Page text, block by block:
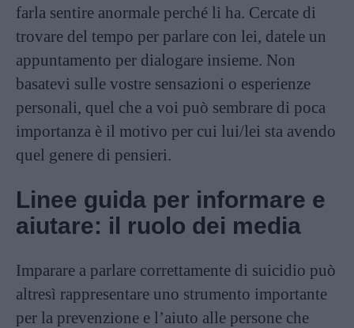
farla sentire anormale perché li ha. Cercate di
trovare del tempo per parlare con lei, datele un
appuntamento per dialogare insieme. Non
basatevi sulle vostre sensazioni o esperienze
personali, quel che a voi può sembrare di poca
importanza è il motivo per cui lui/lei sta avendo
quel genere di pensieri.
Linee guida per informare e
aiutare: il ruolo dei media
Imparare a parlare correttamente di suicidio può
altresì rappresentare uno strumento importante
per la prevenzione e l’aiuto alle persone che